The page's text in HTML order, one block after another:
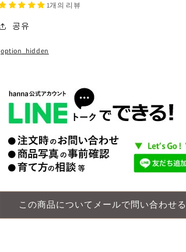
임
림
お届け方法
指定の住所に贈る
住所を知らない相手にeギフトで贈る
1개의 리뷰
공유
option_hidden
この商品についてメールで問い合わせる